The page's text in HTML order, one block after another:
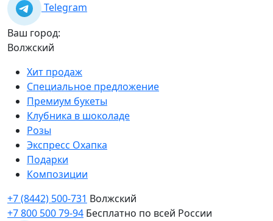
Telegram
Ваш город:
Волжский
Хит продаж
Специальное предложение
Премиум букеты
Клубника в шоколаде
Розы
Экспресс Охапка
Подарки
Композиции
+7 (8442) 500-731 Волжский
+7 800 500 79-94 Бесплатно по всей России